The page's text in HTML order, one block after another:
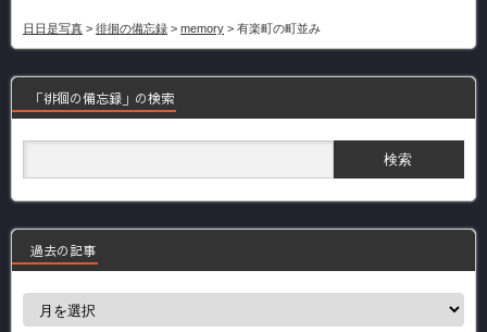
日日是写真 > 徘徊の備忘録 > memory > 有楽町の町並み
「徘徊の備忘録」の検索
過去の記事
過